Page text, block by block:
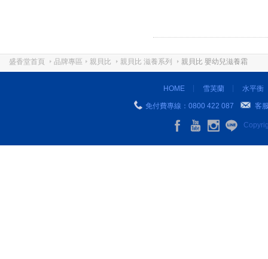
盛香堂首頁 品牌專區 親貝比 親貝比 滋養系列 親貝比 嬰幼兒滋養霜
HOME 雪芙蘭 水平衡
免付費專線：0800 422 087 客